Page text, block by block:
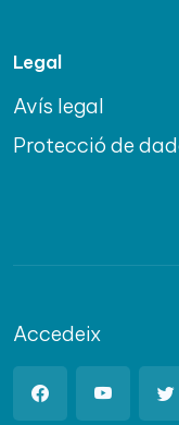
Legal
Avís legal
Protecció de
Accedeix